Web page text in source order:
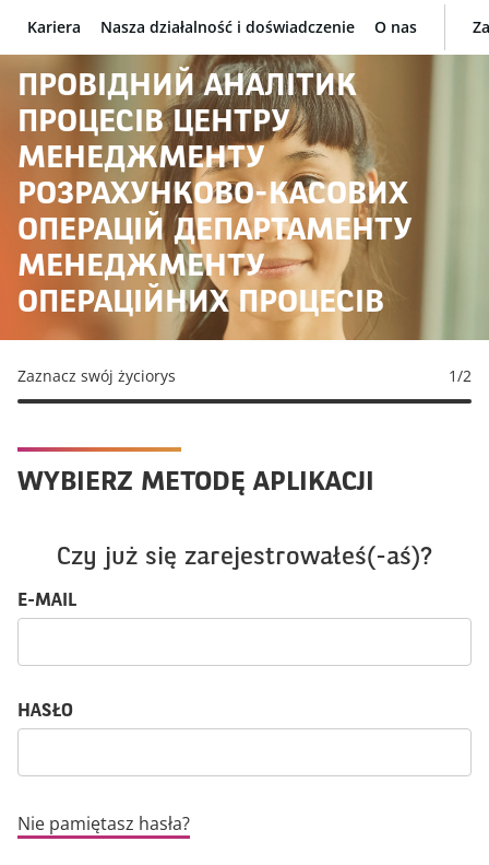
BNP Paribas
Kariera Nasza działalność i doświadczenie O nas
ПРОВІДНИЙ АНАЛІТИК
ПРОЦЕСІВ ЦЕНТРУ
МЕНЕДЖМЕНТУ
РОЗРАХУНКОВО-КАСОВИХ
ОПЕРАЦІЙ ДЕПАРТАМЕНТУ
МЕНЕДЖМЕНТУ
ОПЕРАЦІЙНИХ ПРОЦЕСІВ
Zaznacz swój życiorys 1/2
WYBIERZ METODĘ APLIKACJI
Czy już się zarejestrowałeś(-aś)?
Login: użytkownik i hasło
E-MAIL
HASŁO
Nie pamiętasz hasła?